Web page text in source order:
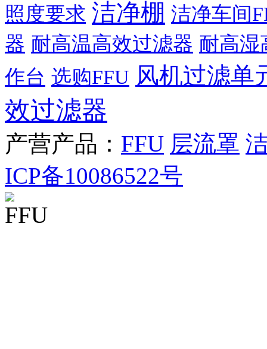
照度要求 洁净棚 洁净车间
器 耐高温高效过滤器 耐高湿
作台 选购FFU 风机过滤单
效过滤器
产营产品： FFU 层流罩
ICP备10086522号